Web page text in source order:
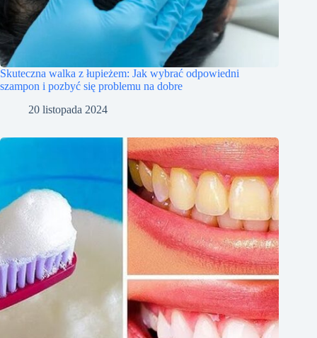
Skuteczna walka z łupieżem: Jak wybrać odpowiedni
szampon i pozbyć się problemu na dobre
20 listopada 2024